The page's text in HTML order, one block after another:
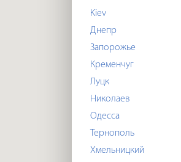
Kiev
Днепр
Запорожье
Кременчуг
Луцк
Николаев
Одесса
Тернополь
Хмельницкий